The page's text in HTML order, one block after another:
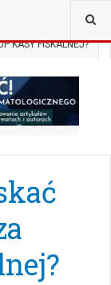
KASY FISKALNEJ?